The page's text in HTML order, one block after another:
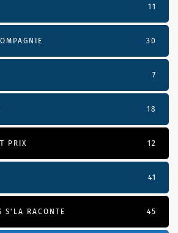
11
30
7
18
PRIX 12
41
S'LA RACONTE 45